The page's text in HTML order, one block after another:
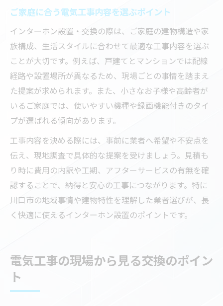
ご家庭に合う電気工事内容を選ぶポイント
インターホン設置・交換の際は、ご家庭の建物構造や家
族構成、生活スタイルに合わせて最適な工事内容を選ぶ
ことが大切です。例えば、戸建てとマンションでは配線
経路や設置場所が異なるため、現場ごとの事情を踏まえ
た提案が求められます。また、小さなお子様や高齢者が
いるご家庭では、使いやすい機種や録画機能付きのタイ
プが選ばれる傾向があります。
工事内容を決める際には、事前に業者へ希望や不安点を
伝え、現地調査で具体的な提案を受けましょう。見積も
り時に費用の内訳や工期、アフターサービスの有無を確
認することで、納得と安心の工事につながります。特に
川口市の地域事情や建物特性を理解した業者選びが、長
く快適に使えるインターホン設置のポイントです。
電気工事の現場から見る交換のポイン
ト